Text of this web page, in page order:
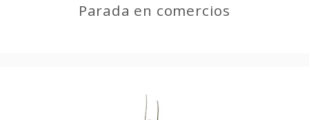
Parada en comercios